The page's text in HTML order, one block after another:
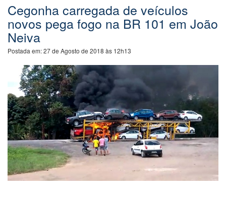
Cegonha carregada de veículos
novos pega fogo na BR 101 em João
Neiva
Postada em:27 de Agosto de 2018 às 12h13